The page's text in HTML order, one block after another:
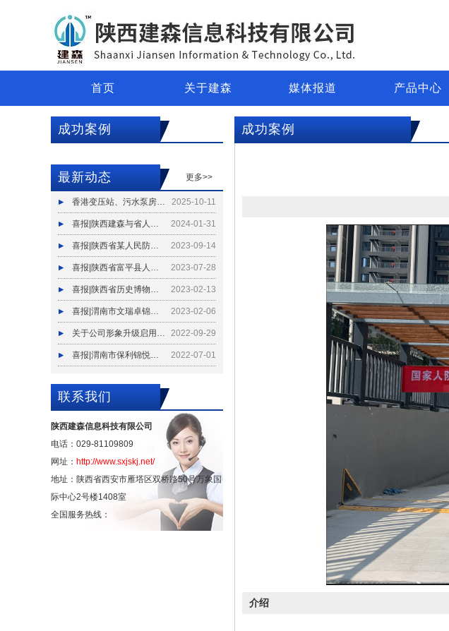
首页 关于建森 媒体报道 产品中心
成功案例
最新动态 更多>>
香港变压站、污水泵房水动力全自动防洪闸试水验收 2025-10-11
喜报|陕西建森与省人防设计院建立战略合作关系 2024-01-31
喜报|陕西省某人民防空办公室地下车库水动力全自动防洪闸试水验收 2023-09-14
喜报|陕西省富平县人防广场水动力全自动防洪闸试水验收 2023-07-28
喜报|陕西省历史博物馆馆区室外坡道水动力全自动防洪闸试水验收 2023-02-13
喜报|渭南市文瑞卓锦花园城项目水动力全自动防洪闸试水验收 2023-02-06
关于公司形象升级启用新LOGO通知 2022-09-29
喜报|渭南市保利锦悦和府项目水动力全自动防洪闸试水验收 2022-07-01
联系我们
陕西建森信息科技有限公司
电话：029-81109809
网址： http://www.sxjskj.net/
地址：陕西省西安市雁塔区双桥路50号万象国
际中心2号楼1408室
全国服务热线：
成功案例
介绍